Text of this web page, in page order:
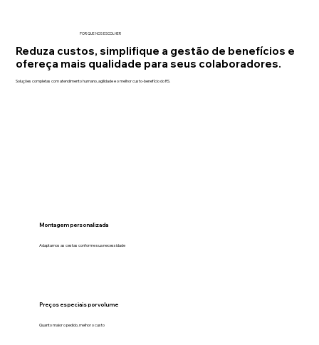
POR QUE NOS ESCOLHER
Reduza custos, simplifique a gestão de benefícios e
ofereça mais qualidade para seus colaboradores.
Soluções completas com atendimento humano, agilidade e o melhor custo-benefício do RS.
Montagem personalizada
Adaptamos as cestas conforme sua necessidade
Preços especiais por volume
Quanto maior o pedido, melhor o custo